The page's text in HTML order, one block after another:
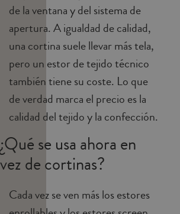
de la ventana y del sistema de
apertura. A igualdad de calidad,
una cortina suele llevar más tela,
pero un estor de tejido técnico
también tiene su coste. Lo que
de verdad marca el precio es la
calidad del tejido y la confección.
¿Qué se usa ahora en
vez de cortinas?
Cada vez se ven más los estores